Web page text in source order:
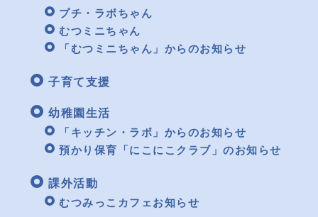
プチ・ラボちゃん
むつミニちゃん
「むつミニちゃん」からのお知らせ
子育て支援
幼稚園生活
「キッチン・ラボ」からのお知らせ
預かり保育「にこにこクラブ」のお知らせ
課外活動
むつみっこカフェお知らせ